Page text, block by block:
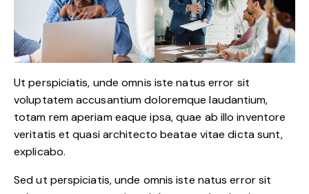
Ut perspiciatis, unde omnis iste natus error sit
voluptatem accusantium doloremque laudantium,
totam rem aperiam eaque ipsa, quae ab illo inventore
veritatis et quasi architecto beatae vitae dicta sunt,
explicabo.
Sed ut perspiciatis, unde omnis iste natus error sit